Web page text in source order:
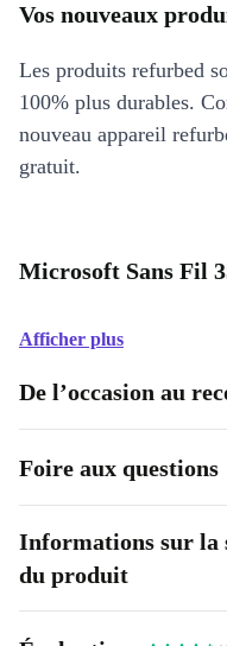
Vos nouveaux
Les produits refurbed
100% plus durables.
nouveau appareil
gratuit.
Microsoft Sans Fil
Afficher plus
De l’occasion au
Foire aux questions
Informations sur la
du produit